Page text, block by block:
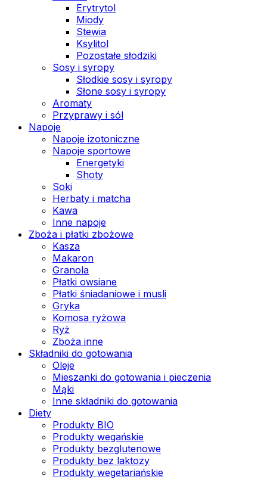
Erytrytol
Miody
Stewia
Ksylitol
Pozostałe słodziki
Sosy i syropy
Słodkie sosy i syropy
Słone sosy i syropy
Aromaty
Przyprawy i sól
Napoje
Napoje izotoniczne
Napoje sportowe
Energetyki
Shoty
Soki
Herbaty i matcha
Kawa
Inne napoje
Zboża i płatki zbożowe
Kasza
Makaron
Granola
Płatki owsiane
Płatki śniadaniowe i musli
Gryka
Komosa ryżowa
Ryż
Zboża inne
Składniki do gotowania
Oleje
Mieszanki do gotowania i pieczenia
Mąki
Inne składniki do gotowania
Diety
Produkty BIO
Produkty wegańskie
Produkty bezglutenowe
Produkty bez laktozy
Produkty wegetariańskie